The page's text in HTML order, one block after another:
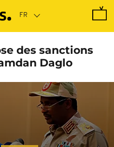
des sanctions
Daglo